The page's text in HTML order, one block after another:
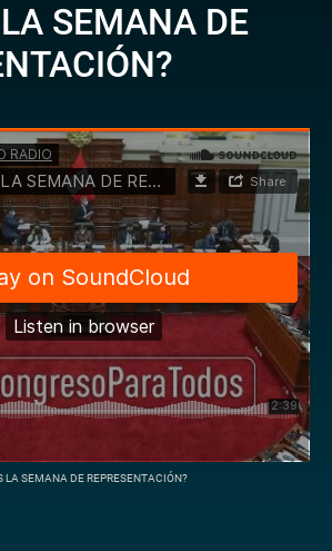
SEMANA DE
LA SEMANA DE REPRESENTACIÓN?